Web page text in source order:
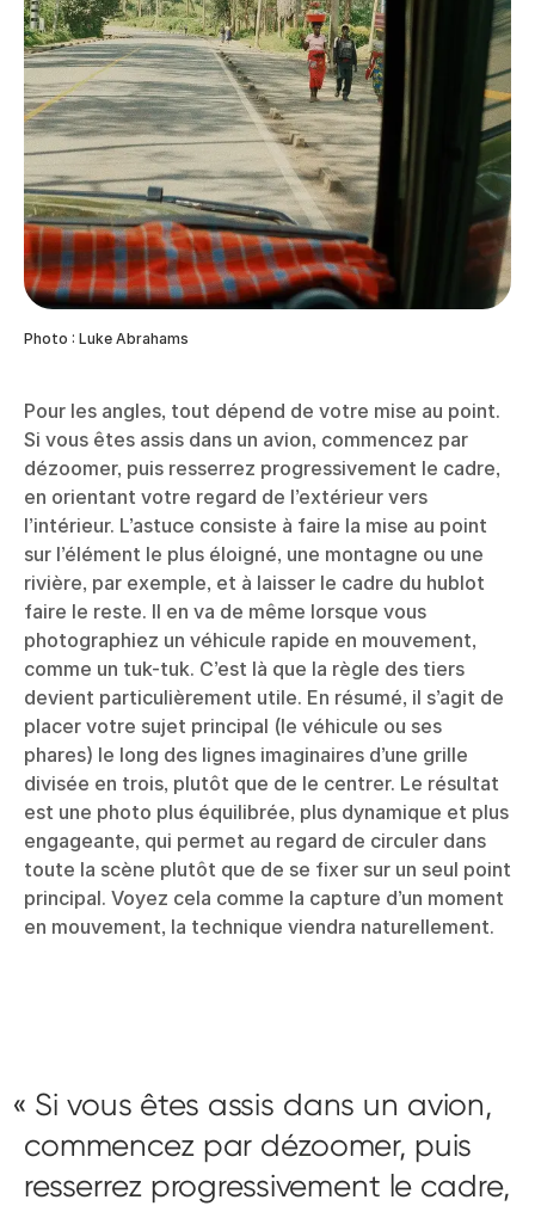
Photo : Luke Abrahams
Pour les angles, tout dépend de votre mise au point.
Si vous êtes assis dans un avion, commencez par
dézoomer, puis resserrez progressivement le cadre,
en orientant votre regard de l’extérieur vers
l’intérieur. L’astuce consiste à faire la mise au point
sur l’élément le plus éloigné, une montagne ou une
rivière, par exemple, et à laisser le cadre du hublot
faire le reste. Il en va de même lorsque vous
photographiez un véhicule rapide en mouvement,
comme un tuk-tuk. C’est là que la règle des tiers
devient particulièrement utile. En résumé, il s’agit de
placer votre sujet principal (le véhicule ou ses
phares) le long des lignes imaginaires d’une grille
divisée en trois, plutôt que de le centrer. Le résultat
est une photo plus équilibrée, plus dynamique et plus
engageante, qui permet au regard de circuler dans
toute la scène plutôt que de se fixer sur un seul point
principal. Voyez cela comme la capture d’un moment
en mouvement, la technique viendra naturellement.
Si vous êtes assis dans un avion,
commencez par dézoomer, puis
resserrez progressivement le cadre,